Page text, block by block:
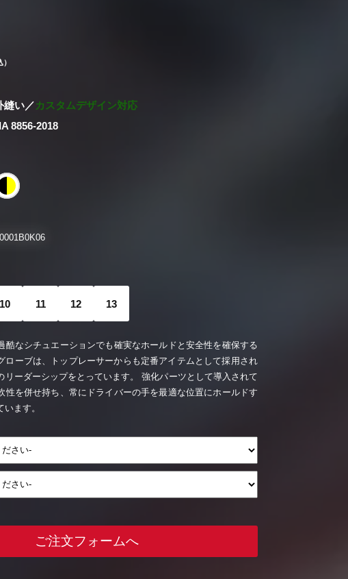
）
縫い／カスタムデザイン対応
8856-2018
10 11 12 13
酷なシチュエーションでも確実なホールドと安全性を確保する
ローブは、トップレーサーからも定番アイテムとして採用され
リーダーシップをとっています。 強化パーツとして導入されて
性を併せ持ち、常にドライバーの手を最適な位置にホールドす
ます。
ご注文フォームへ